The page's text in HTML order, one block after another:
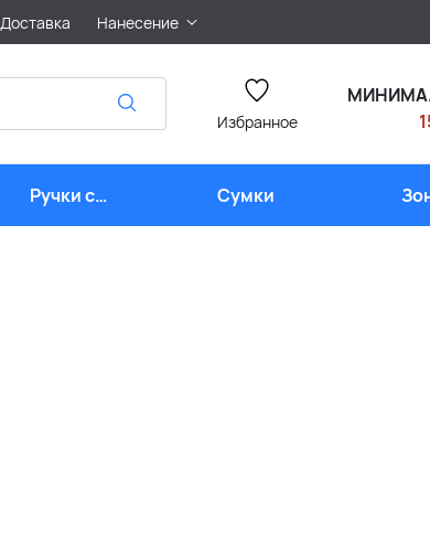
Доставка Нанесение
Избранное
Ручки с
логотипом
Сумки